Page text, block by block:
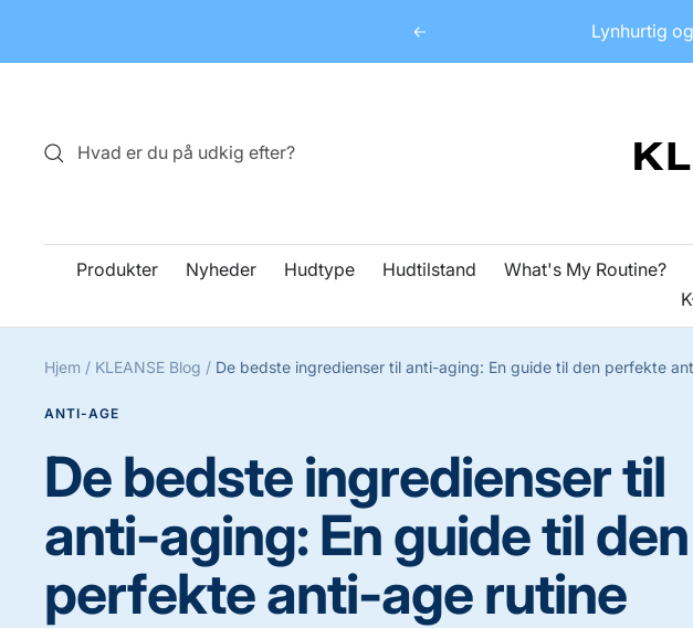
Forrige Lynhurtig
Produkter Nyheder Hudtype Hudtilstand What's My Routine?
Hjem KLEANSE Blog De bedste ingredienser til anti-aging: En guide til den perfekte
ANTI-AGE
De bedste ingredienser til
anti-aging: En guide til den
perfekte anti-age rutine